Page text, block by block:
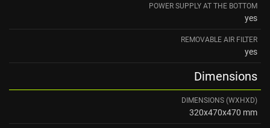
POWER SUPPLY AT THE BOTTOM
yes
REMOVABLE AIR FILTER
yes
Dimensions
DIMENSIONS (WXHXD)
320x470x470 mm